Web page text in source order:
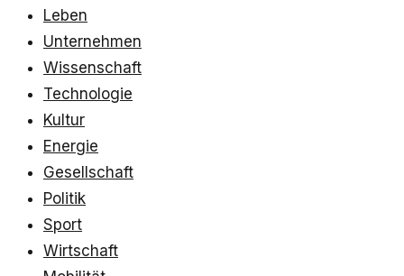
Leben
Unternehmen
Wissenschaft
Technologie
Kultur
Energie
Gesellschaft
Politik
Sport
Wirtschaft